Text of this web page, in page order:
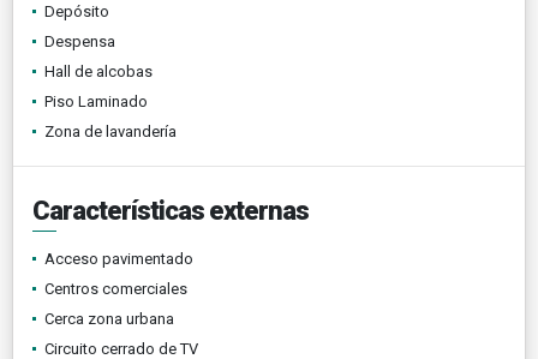
Depósito
Despensa
Hall de alcobas
Piso Laminado
Zona de lavandería
Características externas
Acceso pavimentado
Centros comerciales
Cerca zona urbana
Circuito cerrado de TV